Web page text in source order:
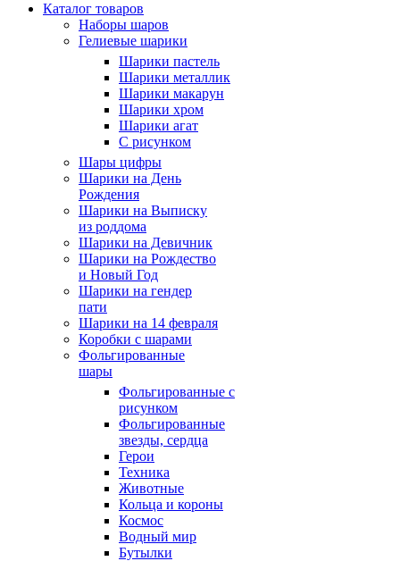
Каталог товаров
Наборы шаров
Гелиевые шарики
Шарики пастель
Шарики металлик
Шарики макарун
Шарики хром
Шарики агат
С рисунком
Шары цифры
Шарики на День
Рождения
Шарики на Выписку
из роддома
Шарики на Девичник
Шарики на Рождество
и Новый Год
Шарики на гендер
пати
Шарики на 14 февраля
Коробки с шарами
Фольгированные
шары
Фольгированные с
рисунком
Фольгированные
звезды, сердца
Герои
Техника
Животные
Кольца и короны
Космос
Водный мир
Бутылки